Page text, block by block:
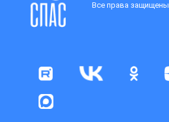
Все права защищены